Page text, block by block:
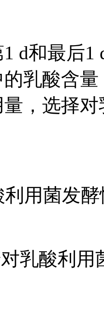
d和最后
乳酸含
，选择
利用菌发
乳酸利用